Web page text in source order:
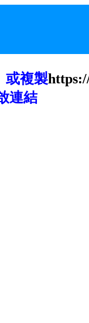
或複製
連結